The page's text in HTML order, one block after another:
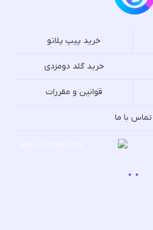
خرید پیپ پلاتو
خرید گلد دومزدی
قوانین و مقررات
تماس با ما